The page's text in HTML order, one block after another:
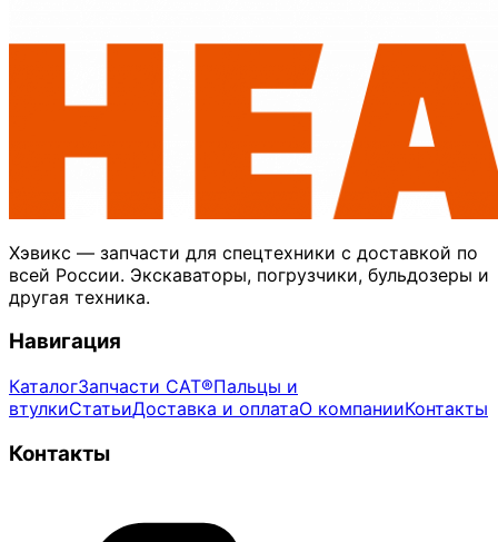
Хэвикс — запчасти для спецтехники с доставкой по
всей России. Экскаваторы, погрузчики, бульдозеры и
другая техника.
Навигация
КаталогЗапчасти CAT®Пальцы и
втулкиСтатьиДоставка и оплатаО компанииКонтакты
Контакты